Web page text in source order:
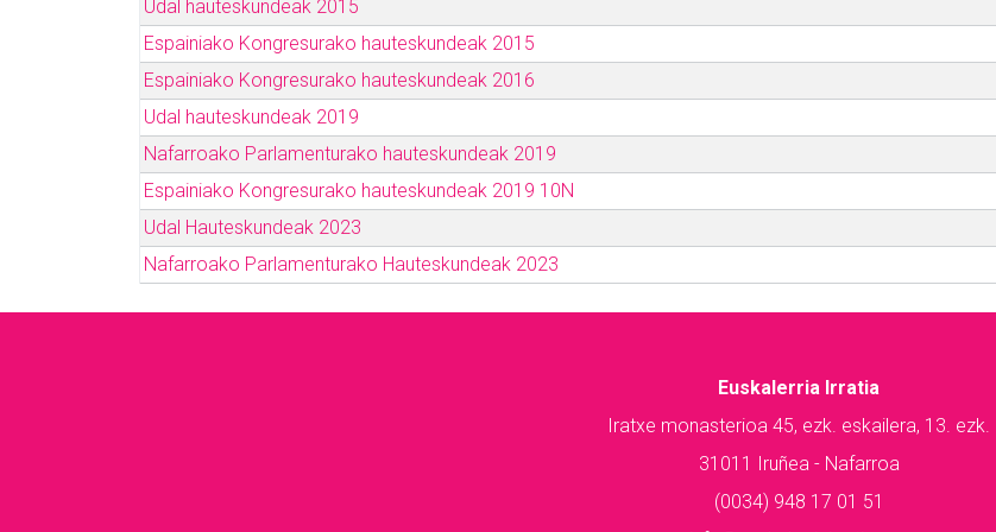
Udal hauteskundeak 2015
Espainiako Kongresurako hauteskundeak 2015
Espainiako Kongresurako hauteskundeak 2016
Udal hauteskundeak 2019
Nafarroako Parlamenturako hauteskundeak 2019
Espainiako Kongresurako hauteskundeak 2019 10N
Udal Hauteskundeak 2023
Nafarroako Parlamenturako Hauteskundeak 2023
Euskalerria Irratia
Iratxe monasterioa 45, ezk. eskailera, 13. ezk.
31011 Iruñea - Nafarroa
(0034) 948 17 01 51